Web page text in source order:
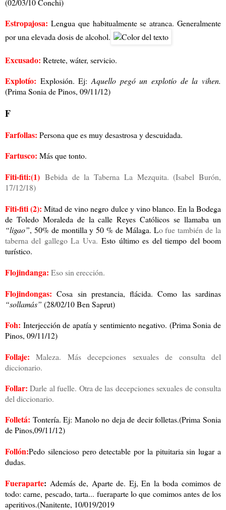
(02/03/10 Conchi)
Estropajosa: Lengua que habitualmente se atranca. Generalmente
por una elevada dosis de alcohol.
Excusado: Retrete, wáter, servicio.
Explotío: Explosión. Ej:Aquello pegó un explotío de la vihen.
(Prima Sonia de Pinos, 09/11/12)
F
Farfollas: Persona que es muy desastrosa y descuidada.
Fartusco: Más que tonto.
Fiti-fiti:(1) Bebida de la Taberna La Mezquita.(Isabel Burón,
17/12/18)
Fiti-fiti (2): Mitad de vino negro dulce y vino blanco. En la Bodega
de Toledo Moraleda de la calle Reyes Católicos se llamaba un
“ligao”, 50% de montilla y 50 % de Málaga. Lo fue también de la
taberna del gallego La Uva.Esto último es del tiempo del boom
turístico.
Flojindanga: Eso sin erección.
Flojindongas:Cosa sin prestancia, flácida. Como las sardinas
“sollamás” (28/02/10 Ben Saprut)
Foh: Interjección de apatía y sentimiento negativo. (Prima Sonia de
Pinos, 09/11/12)
Follaje: Maleza. Más decepciones sexuales de consulta del
diccionario.
Follar: Darle al fuelle. Otra de las decepciones sexuales de consulta
del diccionario.
Folletá: Tontería. Ej: Manolo no deja de decir folletas.(Prima Sonia
de Pinos,09/11/12)
Follón:Pedo silencioso pero detectable por la pituitaria sin lugar a
dudas.
Fueraparte: Además de, Aparte de. Ej, En la boda comimos de
todo: carne, pescado, tarta... fueraparte lo que comimos antes de los
aperitivos.(Nanitente, 10/019/2019